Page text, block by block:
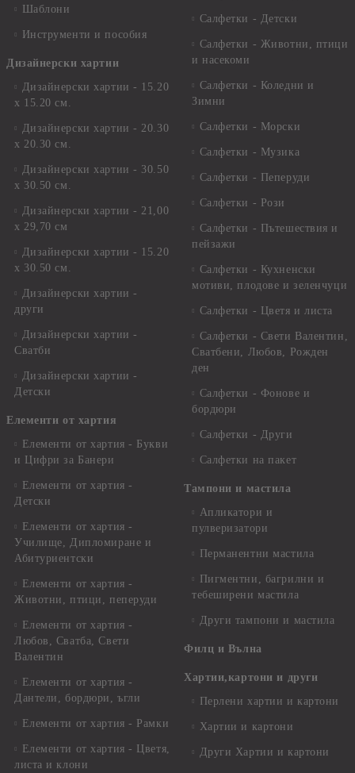
Шаблони
Инструменти и пособия
Дизайнерски хартии
Дизайнерски хартии - 15.20
х 15.20 см.
Дизайнерски хартии - 20.30
х 20.30 см.
Дизайнерски хартии - 30.50
х 30.50 см.
Дизайнерски хартии - 21,00
х 29,70 см
Дизайнерски хартии - 15.20
x 30.50 см.
Дизайнерски хартии -
други
Дизайнерски хартии -
Сватби
Дизайнерски хартии -
Детски
Елементи от хартия
Елементи от хартия - Букви
и Цифри за Банери
Елементи от хартия -
Детски
Елементи от хартия -
Училище, Дипломиране и
Абитуриентски
Елементи от хартия -
Животни, птици, пеперуди
Елементи от хартия -
Любов, Сватба, Свети
Валентин
Елементи от хартия -
Дантели, бордюри, ъгли
Елементи от хартия - Рамки
Елементи от хартия - Цветя,
листа и клони
Салфетки - Детски
Салфетки - Животни, птици
и насекоми
Салфетки - Коледни и
Зимни
Салфетки - Морски
Салфетки - Музика
Салфетки - Пеперуди
Салфетки - Рози
Салфетки - Пътешествия и
пейзажи
Салфетки - Кухненски
мотиви, плодове и зеленчуци
Салфетки - Цветя и листа
Салфетки - Свети Валентин,
Сватбени, Любов, Рожден
ден
Салфетки - Фонове и
бордюри
Салфетки - Други
Салфетки на пакет
Тампони и мастила
Апликатори и
пулверизатори
Перманентни мастила
Пигментни, багрилни и
тебеширени мастила
Други тампони и мастила
Филц и Вълна
Хартии,картони и други
Перлени хартии и картони
Хартии и картони
Други Хартии и картони